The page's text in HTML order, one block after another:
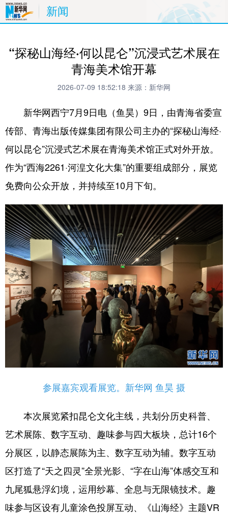
新闻
“探秘山海经·何以昆仑”沉浸式艺术展在
青海美术馆开幕
2026-07-09 18:52:18 来源：新华网
新华网西宁7月9日电（鱼昊）9日，由青海省委宣
传部、青海出版传媒集团有限公司主办的“探秘山海经·
何以昆仑”沉浸式艺术展在青海美术馆正式对外开放。
作为“西海2261·河湟文化大集”的重要组成部分，展览
免费向公众开放，并持续至10月下旬。
参展嘉宾观看展览。新华网 鱼昊 摄
本次展览紧扣昆仑文化主线，共划分历史科普、
艺术展陈、数字互动、趣味参与四大板块，总计16个
分展区，以静态展陈为主、数字互动为辅。数字互动
区打造了“天之四灵”全景光影、“字在山海”体感交互和
九尾狐悬浮幻境，运用纱幕、全息与无限镜技术。趣
味参与区设有儿童涂色投屏互动、《山海经》主题VR